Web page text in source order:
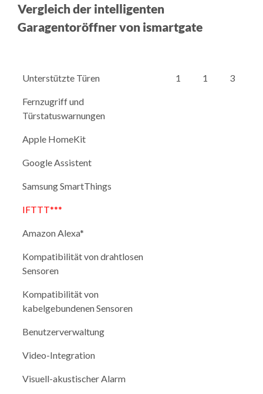
Vergleich der intelligenten
Garagentoröffner von ismartgate
Unterstützte Türen 1 1 3
Fernzugriff und
Türstatuswarnungen
Apple HomeKit
Google Assistent
Samsung SmartThings
IFTTT***
Amazon Alexa*
Kompatibilität von drahtlosen
Sensoren
Kompatibilität von
kabelgebundenen Sensoren
Benutzerverwaltung
Video-Integration
Visuell-akustischer Alarm